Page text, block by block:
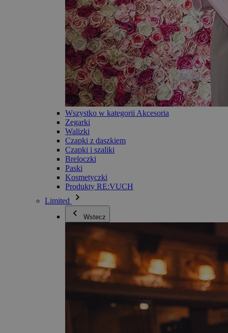
Wszystko w kategorii Akcesoria
Zegarki
Walizki
Czapki z daszkiem
Czapki i szaliki
Breloczki
Paski
Kosmetyczki
Produkty RE:VUCH
Limited
Wstecz